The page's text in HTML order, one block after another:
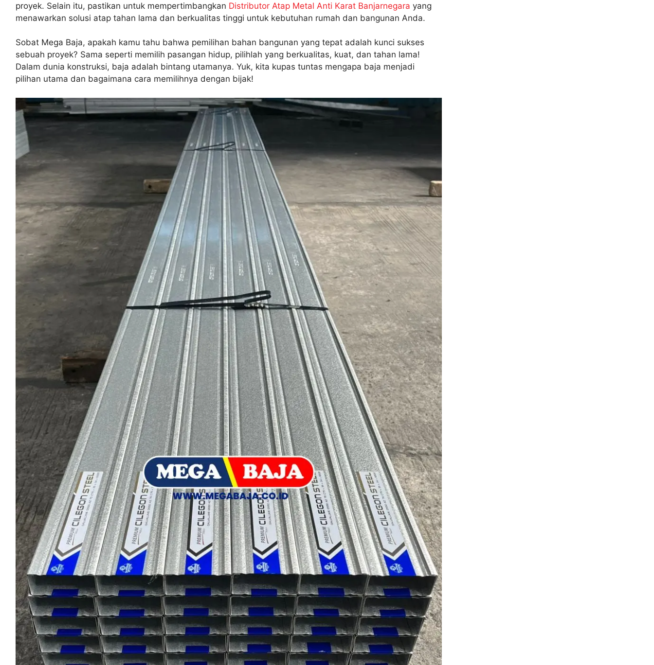
proyek. Selain itu, pastikan untuk mempertimbangkan Distributor Atap Metal Anti Karat Banjarnegara yang
menawarkan solusi atap tahan lama dan berkualitas tinggi untuk kebutuhan rumah dan bangunan Anda.
Sobat Mega Baja, apakah kamu tahu bahwa pemilihan bahan bangunan yang tepat adalah kunci sukses
sebuah proyek? Sama seperti memilih pasangan hidup, pilihlah yang berkualitas, kuat, dan tahan lama!
Dalam dunia konstruksi, baja adalah bintang utamanya. Yuk, kita kupas tuntas mengapa baja menjadi
pilihan utama dan bagaimana cara memilihnya dengan bijak!